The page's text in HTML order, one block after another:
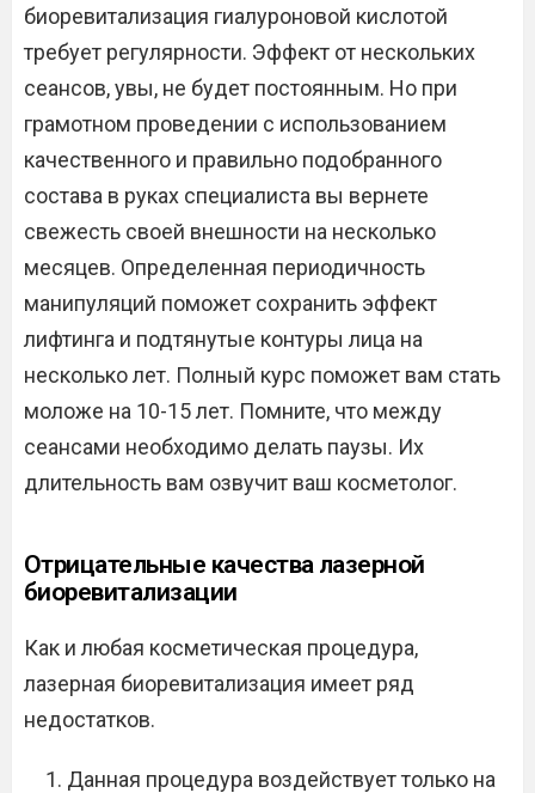
биоревитализация гиалуроновой кислотой
требует регулярности. Эффект от нескольких
сеансов, увы, не будет постоянным. Но при
грамотном проведении с использованием
качественного и правильно подобранного
состава в руках специалиста вы вернете
свежесть своей внешности на несколько
месяцев. Определенная периодичность
манипуляций поможет сохранить эффект
лифтинга и подтянутые контуры лица на
несколько лет. Полный курс поможет вам стать
моложе на 10-15 лет. Помните, что между
сеансами необходимо делать паузы. Их
длительность вам озвучит ваш косметолог.
Отрицательные качества лазерной
биоревитализации
Как и любая косметическая процедура,
лазерная биоревитализация имеет ряд
недостатков.
Данная процедура воздействует только на